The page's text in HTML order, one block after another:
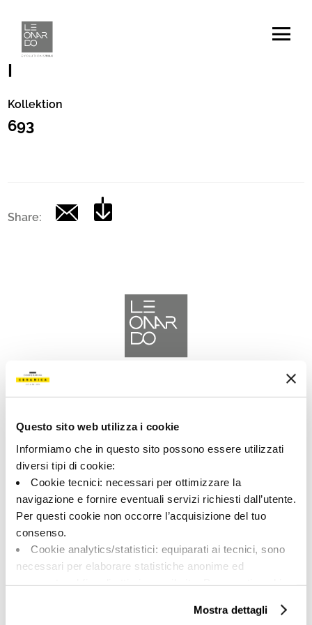
Questo sito web utilizza i cookie
Informiamo che in questo sito possono essere utilizzati
diversi tipi di cookie:
Cookie tecnici: necessari per ottimizzare la
navigazione e fornire eventuali servizi richiesti dall’utente.
Per questi cookie non occorre l’acquisizione del tuo
consenso.
Cookie analytics/statistici: equiparati ai tecnici, sono
necessari per elaborare statistiche anonime ed
Cookie di profilazione/marketing: sono utilizzati, solo
Mostra dettagli
Artikelnummer
|
Kollektion
693
Share:
LEOANARDO